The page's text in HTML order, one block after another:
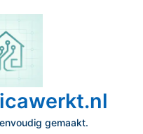
gemaakt.